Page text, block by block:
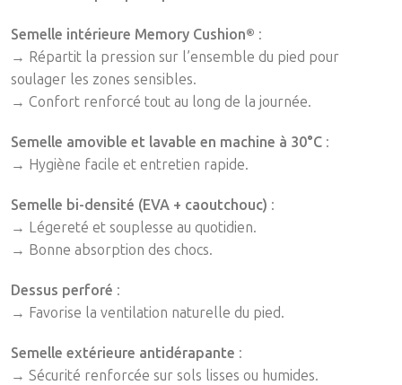
Semelle intérieure Memory Cushion® :
→ Répartit la pression sur l’ensemble du pied pour
soulager les zones sensibles.
→ Confort renforcé tout au long de la journée.
Semelle amovible et lavable en machine à 30°C :
→ Hygiène facile et entretien rapide.
Semelle bi-densité (EVA + caoutchouc) :
→ Légereté et souplesse au quotidien.
→ Bonne absorption des chocs.
Dessus perforé :
→ Favorise la ventilation naturelle du pied.
Semelle extérieure antidérapante :
→ Sécurité renforcée sur sols lisses ou humides.